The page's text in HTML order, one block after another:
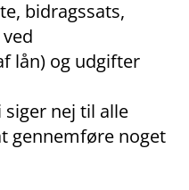
bidragssats,
lån) og udgifter
siger nej til alle
gennemføre noget